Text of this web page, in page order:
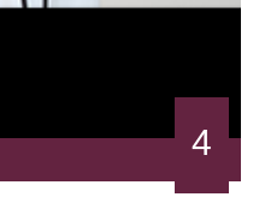
4